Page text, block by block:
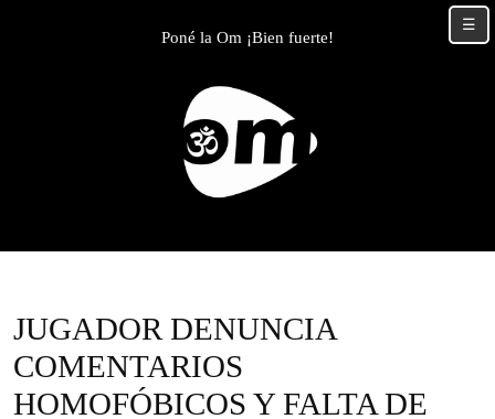
Poné la Om ¡Bien fuerte!
JUGADOR DENUNCIA
COMENTARIOS
HOMOFÓBICOS Y FALTA DE
☰